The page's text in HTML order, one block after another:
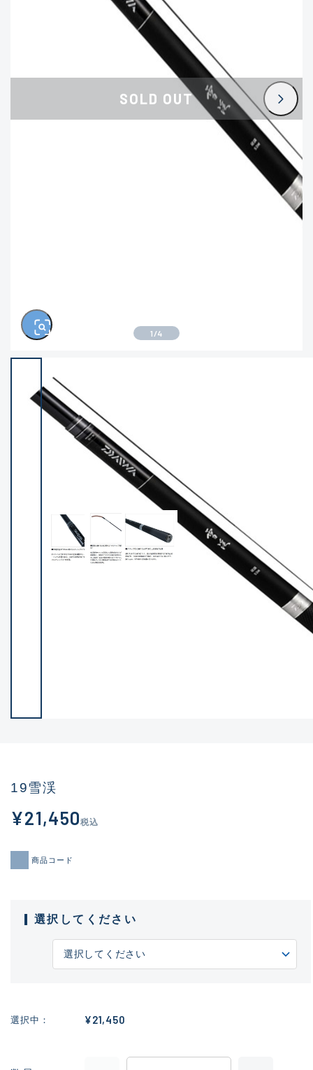
この条件で検索する
かなり使用感があり、全体的に
目立つ傷が多い品
D
著しく状態が悪いが使用はでき
るもの、改造品も含む
※ルアー、エギ、雑品、その他につきましては
ランク表記はございません。 状態は写真にてご
SOLD OUT
1 /4
19雪渓
¥21,450税込
商品コード
選択してください
選択中 ¥21,450